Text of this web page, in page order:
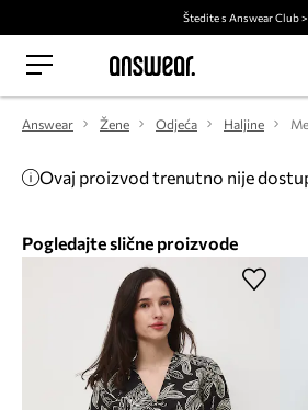
Štedite s Answear Club >
Answear Žene Odjeća Haljine
Ovaj proizvod trenutno nije
Pogledajte slične proizvode